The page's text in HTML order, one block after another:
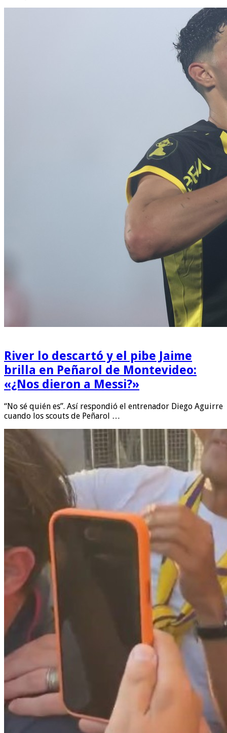
River lo descartó y el pibe Jaime
brilla en Peñarol de Montevideo:
«¿Nos dieron a Messi?»
“No sé quién es”. Así respondió el entrenador Diego Aguirre
cuando los scouts de Peñarol …